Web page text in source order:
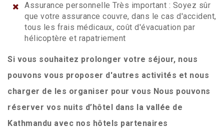
Assurance personnelle Très important : Soyez sûr
que votre assurance couvre, dans le cas d'accident,
tous les frais médicaux, coût d'évacuation par
hélicoptère et rapatriement
Si vous souhaitez prolonger votre séjour, nous
pouvons vous proposer d'autres activités et nous
charger de les organiser pour vous Nous pouvons
réserver vos nuits d’hôtel dans la vallée de
Kathmandu avec nos hôtels partenaires